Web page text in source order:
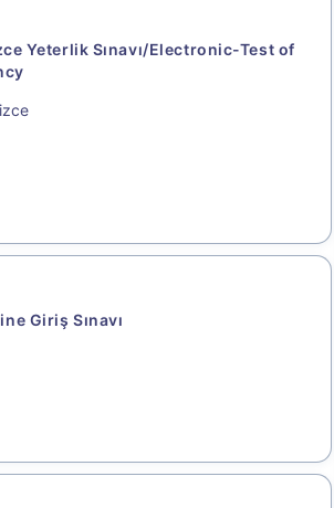
Temel Soru Kitapçığı ve Cevap
Formu
Sistemi (AİS) Engelli Başvuru Kullanıcı
9 İngilizce
22.08.2026
Yeterlik Sınavı/Electronic-Test of
Giriş Sınavı